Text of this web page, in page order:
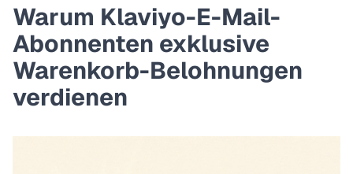
Warum Klaviyo-E-Mail-
Abonnenten exklusive
Warenkorb-Belohnungen
verdienen